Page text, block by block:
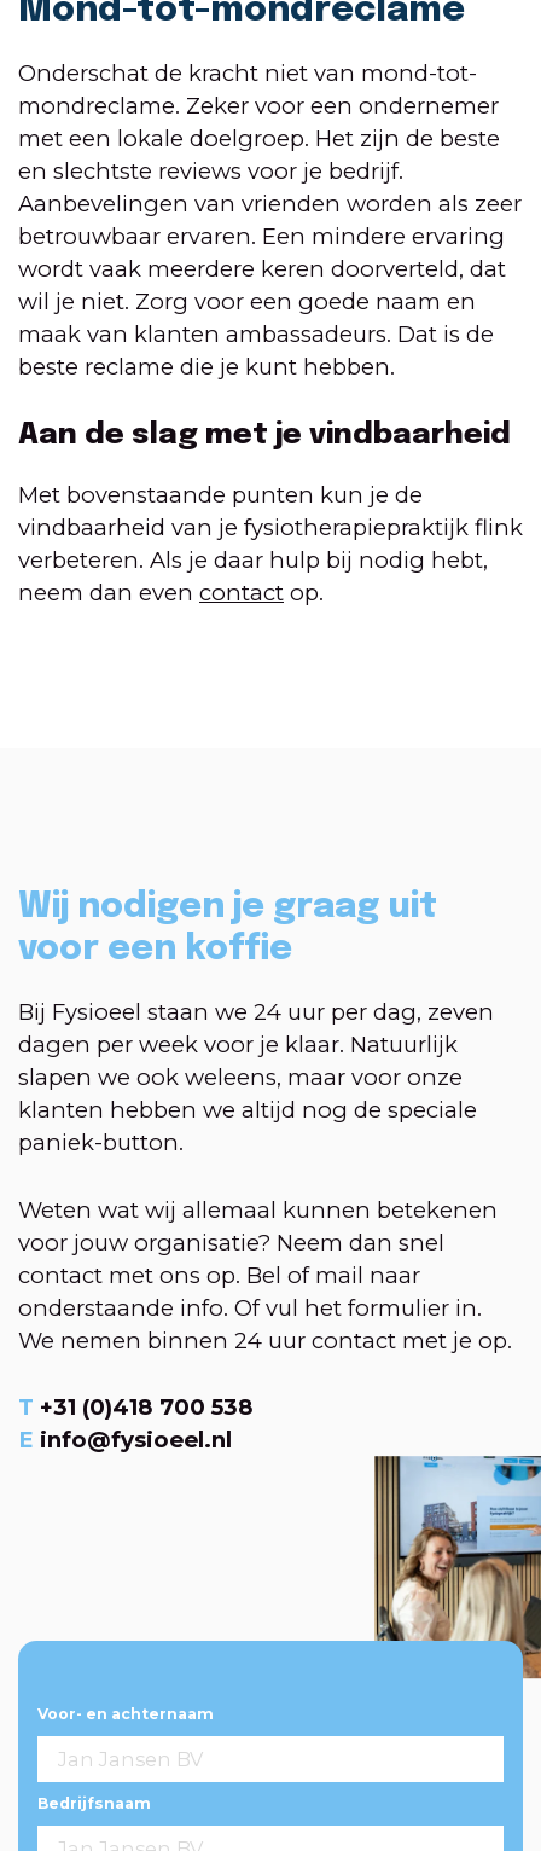
Mond-tot-mondreclame
Onderschat de kracht niet van mond-tot-
mondreclame. Zeker voor een ondernemer
met een lokale doelgroep. Het zijn de beste
en slechtste reviews voor je bedrijf.
Aanbevelingen van vrienden worden als zeer
betrouwbaar ervaren. Een mindere ervaring
wordt vaak meerdere keren doorverteld, dat
wil je niet. Zorg voor een goede naam en
maak van klanten ambassadeurs. Dat is de
beste reclame die je kunt hebben.
Aan de slag met je vindbaarheid
Met bovenstaande punten kun je de
vindbaarheid van je fysiotherapiepraktijk flink
verbeteren. Als je daar hulp bij nodig hebt,
neem dan even contact op.
Wij nodigen je graag uit
voor een koffie
Bij Fysioeel staan we 24 uur per dag, zeven
dagen per week voor je klaar. Natuurlijk
slapen we ook weleens, maar voor onze
klanten hebben we altijd nog de speciale
paniek-button.
Weten wat wij allemaal kunnen betekenen
voor jouw organisatie? Neem dan snel
contact met ons op. Bel of mail naar
onderstaande info. Of vul het formulier in.
We nemen binnen 24 uur contact met je op.
T +31 (0)418 700 538
E info@fysioeel.nl
Voor- en achternaam
Bedrijfsnaam